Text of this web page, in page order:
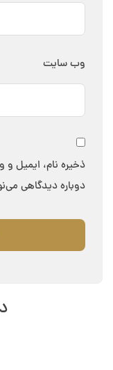
وب‌ سایت
ذخیره نام، ایمیل و
دوباره دیدگاهی